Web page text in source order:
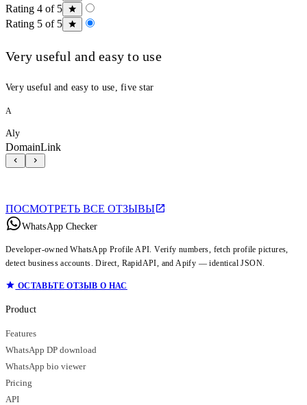
Rating 4 of 5
Rating 5 of 5
Very useful and easy to use
Very useful and easy to use, five star
A
Aly
DomainLink
ПОСМОТРЕТЬ ВСЕ ОТЗЫВЫ
WhatsApp Checker
Developer-owned WhatsApp Profile API. Verify numbers, fetch profile pictures,
detect business accounts. Direct, RapidAPI, and Apify — identical JSON.
ОСТАВЬТЕ ОТЗЫВ О НАС
Product
Features
WhatsApp DP download
WhatsApp bio viewer
Pricing
API